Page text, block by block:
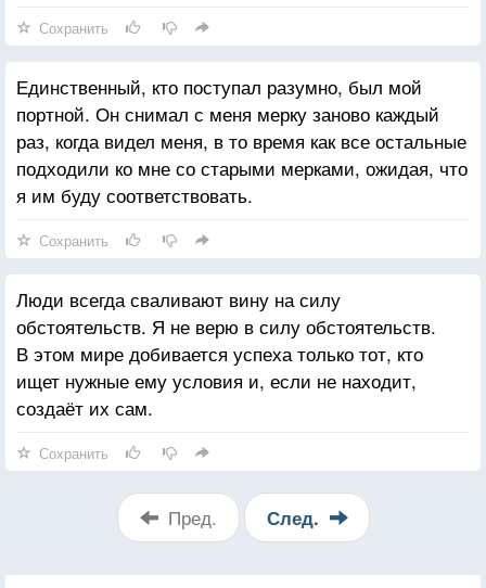
Сохранить
Единственный, кто поступал разумно, был мой
портной. Он снимал с меня мерку заново каждый
раз, когда видел меня, в то время как все остальные
подходили ко мне со старыми мерками, ожидая, что
я им буду соответствовать.
Сохранить
Люди всегда сваливают вину на силу
обстоятельств. Я не верю в силу обстоятельств.
В этом мире добивается успеха только тот, кто
ищет нужные ему условия и, если не находит,
создаёт их сам.
Сохранить
Пред. След.